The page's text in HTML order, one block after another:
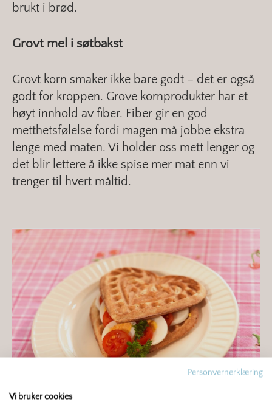
brukt i brød.
Grovt mel i søtbakst
Grovt korn smaker ikke bare godt – det er også
godt for kroppen. Grove kornprodukter har et
høyt innhold av fiber. Fiber gir en god
metthetsfølelse fordi magen må jobbe ekstra
lenge med maten. Vi holder oss mett lenger og
det blir lettere å ikke spise mer mat enn vi
trenger til hvert måltid.
Personvernerklæring
Vi bruker cookies